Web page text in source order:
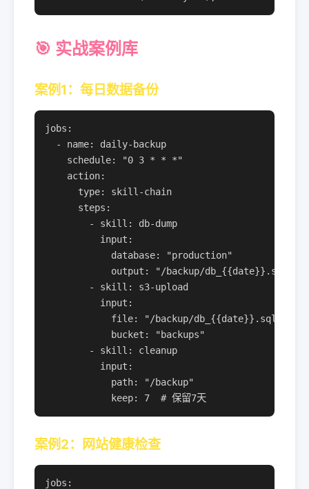
🎯 实战案例库
案例1：每日数据备份
jobs:
  - name: daily-backup
    schedule: "0 3 * * *"
    action:
      type: skill-chain
      steps:
        - skill: db-dump
          input:
            database: "production"
            output: "/backup/db_{{date}}.sql"
        - skill: s3-upload
          input:
            file: "/backup/db_{{date}}.sql"
            bucket: "backups"
        - skill: cleanup
          input:
            path: "/backup"
            keep: 7  # 保留7天
案例2：网站健康检查
jobs: